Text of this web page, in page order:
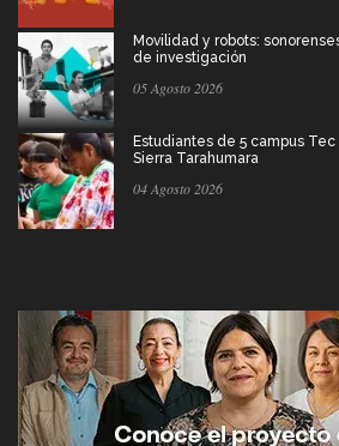
Movilidad y robots:
de investigación
05 Agosto 2026
Estudiantes de 5 campus
Sierra Tarahumara
04 Agosto 2026